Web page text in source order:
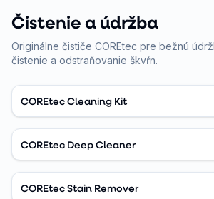
Čistenie a údržba
Originálne čističe COREtec pre bežnú
čistenie a odstraňovanie škvŕn.
COREtec Cleaning Kit
COREtec Deep Cleaner
COREtec Stain Remover